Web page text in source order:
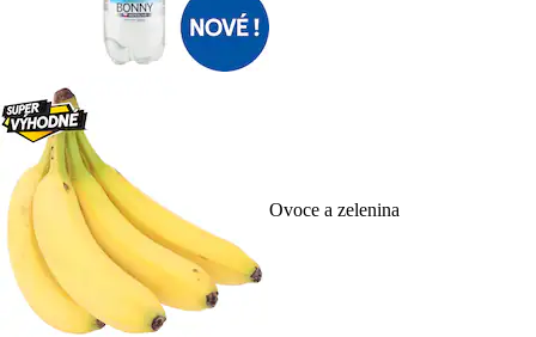
Ovoce a zelenina